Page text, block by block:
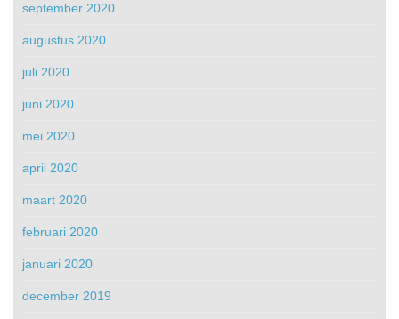
september 2020
augustus 2020
juli 2020
juni 2020
mei 2020
april 2020
maart 2020
februari 2020
januari 2020
december 2019